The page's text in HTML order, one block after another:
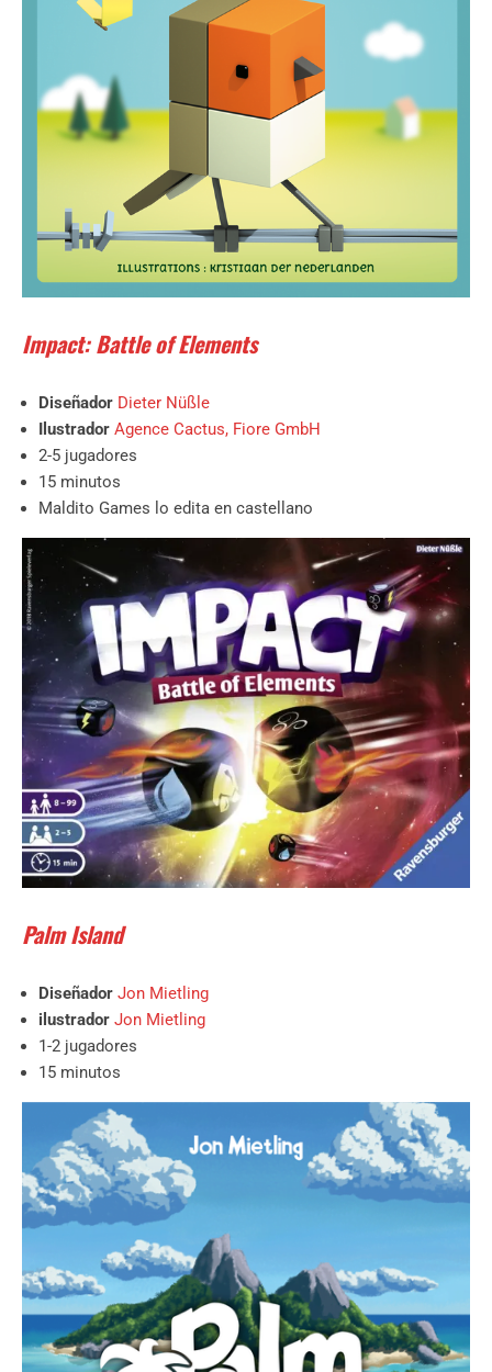
Impact: Battle of Elements
Diseñador Dieter Nüßle
Ilustrador Agence Cactus, Fiore GmbH
2-5 jugadores
15 minutos
Maldito Games lo edita en castellano
Palm Island
Diseñador Jon Mietling
ilustrador Jon Mietling
1-2 jugadores
15 minutos